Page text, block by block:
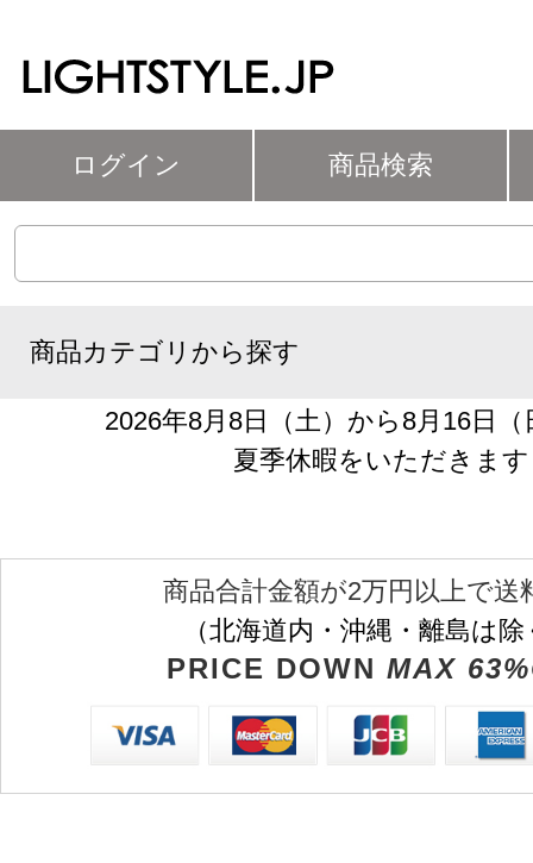
ログイン 商品検索
商品カテゴリから探す
2026年8月8日（土）から8月16日
夏季休暇をいただきます
商品合計金額が2万円以上で送
（北海道内・沖縄・離島は
PRICE DOWN MAX